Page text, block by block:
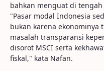
bahkan menguat di
"Pasar modal Indonesia
bukan karena ekonominya
masalah transparansi
disorot MSCI serta
fiskal," kata Nafan.